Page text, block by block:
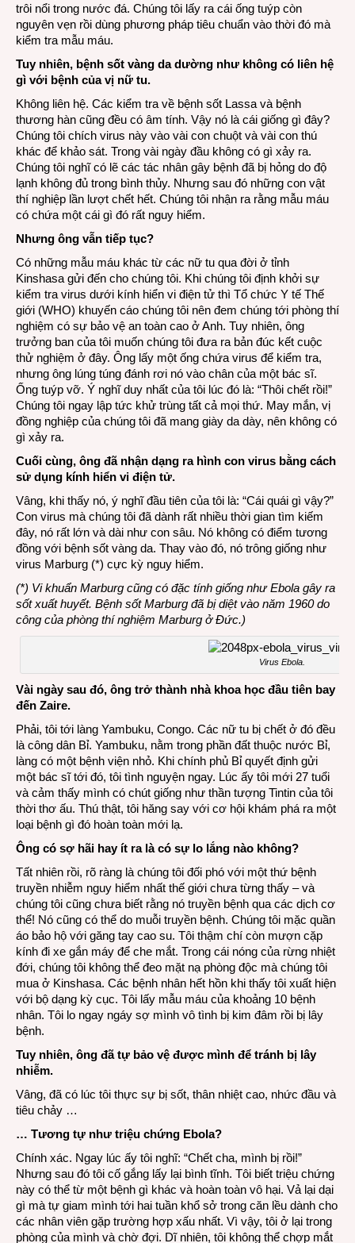
trôi nổi trong nước đá. Chúng tôi lấy ra cái ống tuýp còn
nguyên vẹn rồi dùng phương pháp tiêu chuẩn vào thời đó mà
kiểm tra mẫu máu.
Tuy nhiên, bệnh sốt vàng da dường như không có liên hệ
gì với bệnh của vị nữ tu.
Không liên hệ. Các kiểm tra về bệnh sốt Lassa và bệnh
thương hàn cũng đều có âm tính. Vậy nó là cái giống gì đây?
Chúng tôi chích virus này vào vài con chuột và vài con thú
khác để khảo sát. Trong vài ngày đầu không có gì xảy ra.
Chúng tôi nghĩ có lẽ các tác nhân gây bệnh đã bị hỏng do độ
lạnh không đủ trong bình thủy. Nhưng sau đó những con vật
thí nghiệp lần lượt chết hết. Chúng tôi nhận ra rằng mẫu máu
có chứa một cái gì đó rất nguy hiểm.
Nhưng ông vẫn tiếp tục?
Có những mẫu máu khác từ các nữ tu qua đời ở tỉnh
Kinshasa gửi đến cho chúng tôi. Khi chúng tôi định khởi sự
kiểm tra virus dưới kính hiển vi điện tử thì Tổ chức Y tế Thế
giới (WHO) khuyến cáo chúng tôi nên đem chúng tới phòng thí
nghiệm có sự bảo vệ an toàn cao ở Anh. Tuy nhiên, ông
trưởng ban của tôi muốn chúng tôi đưa ra bản đúc kết cuộc
thử nghiệm ở đây. Ông lấy một ống chứa virus để kiểm tra,
nhưng ông lúng túng đánh rơi nó vào chân của một bác sĩ.
Ống tuýp vỡ. Ý nghĩ duy nhất của tôi lúc đó là: “Thôi chết rồi!”
Chúng tôi ngay lập tức khử trùng tất cả mọi thứ. May mắn, vị
đồng nghiệp của chúng tôi đã mang giày da dày, nên không có
gì xảy ra.
Cuối cùng, ông đã nhận dạng ra hình con virus bằng cách
sử dụng kính hiển vi điện tử.
Vâng, khi thấy nó, ý nghĩ đầu tiên của tôi là: “Cái quái gì vậy?”
Con virus mà chúng tôi đã dành rất nhiều thời gian tìm kiếm
đây, nó rất lớn và dài như con sâu. Nó không có điểm tương
đồng với bệnh sốt vàng da. Thay vào đó, nó trông giống như
virus Marburg (*) cực kỳ nguy hiểm.
(*) Vi khuẩn Marburg cũng có đặc tính giống như Ebola gây ra
sốt xuất huyết. Bệnh sốt Marburg đã bị diệt vào năm 1960 do
công của phòng thí nghiệm Marburg ở Đức.)
Virus Ebola.
Vài ngày sau đó, ông trở thành nhà khoa học đầu tiên bay
đến Zaire.
Phải, tôi tới làng Yambuku, Congo. Các nữ tu bị chết ở đó đều
là công dân Bỉ. Yambuku, nằm trong phần đất thuộc nước Bỉ,
làng có một bệnh viện nhỏ. Khi chính phủ Bỉ quyết định gửi
một bác sĩ tới đó, tôi tình nguyện ngay. Lúc ấy tôi mới 27 tuổi
và cảm thấy mình có chút giống như thần tượng Tintin của tôi
thời thơ ấu. Thú thật, tôi hăng say với cơ hội khám phá ra một
loại bệnh gì đó hoàn toàn mới lạ.
Ông có sợ hãi hay ít ra là có sự lo lắng nào không?
Tất nhiên rồi, rõ ràng là chúng tôi đối phó với một thứ bệnh
truyền nhiễm nguy hiểm nhất thế giới chưa từng thấy – và
chúng tôi cũng chưa biết rằng nó truyền bệnh qua các dịch cơ
thể! Nó cũng có thể do muỗi truyền bệnh. Chúng tôi mặc quần
áo bảo hộ với găng tay cao su. Tôi thậm chí còn mượn cặp
kính đi xe gắn máy để che mắt. Trong cái nóng của rừng nhiệt
đới, chúng tôi không thể đeo mặt nạ phòng độc mà chúng tôi
mua ở Kinshasa. Các bệnh nhân hết hồn khi thấy tôi xuất hiện
với bộ dạng kỳ cục. Tôi lấy mẫu máu của khoảng 10 bệnh
nhân. Tôi lo ngay ngáy sợ mình vô tình bị kim đâm rồi bị lây
bệnh.
Tuy nhiên, ông đã tự bảo vệ được mình để tránh bị lây
nhiễm.
Vâng, đã có lúc tôi thực sự bị sốt, thân nhiệt cao, nhức đầu và
tiêu chảy …
… Tương tự như triệu chứng Ebola?
Chính xác. Ngay lúc ấy tôi nghĩ: “Chết cha, mình bị rồi!”
Nhưng sau đó tôi cố gắng lấy lại bình tĩnh. Tôi biết triệu chứng
này có thể từ một bệnh gì khác và hoàn toàn vô hại. Vả lại dại
gì mà tự giam mình tới hai tuần khổ sở trong căn lều dành cho
các nhân viên gặp trường hợp xấu nhất. Vì vậy, tôi ở lại trong
phòng của mình và chờ đợi. Dĩ nhiên, tôi không thể chợp mắt